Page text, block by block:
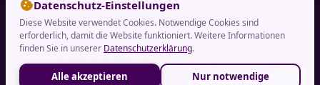
© 2026 MultiCare Ambulanter Pflegedienst GmbH · HRB 122764 ·
Amtsgericht Frankfurt am Main
cookieDatenschutz-Einstellungen
Diese Website verwendet Cookies. Notwendige Cookies sind
erforderlich, damit die Website funktioniert. Weitere Informationen
finden Sie in unserer Datenschutzerklärung.
Alle akzeptieren Nur notwendige